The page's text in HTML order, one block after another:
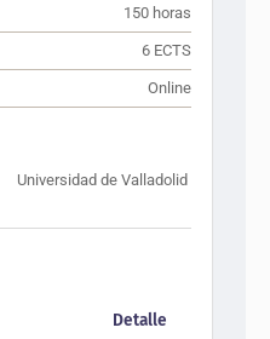
150 horas
6 ECTS
Online
Universidad de Valladolid
Detalle